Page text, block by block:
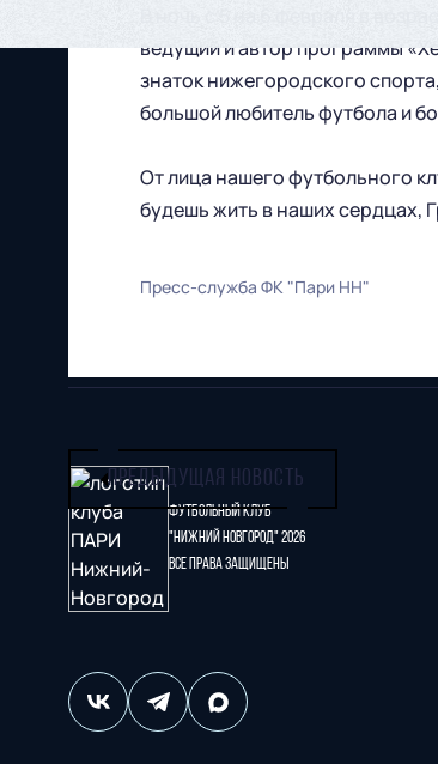
ведущий и автор программы
знаток нижегородского
большой любитель футбола и
От лица нашего футбольного
будешь жить в наших сердцах,
Пресс-служба ФК "Пари НН"
ПРЕДЫДУЩАЯ НОВОСТЬ
Футбольный клуб
"Нижний Новгород" 2026
Все права защищены